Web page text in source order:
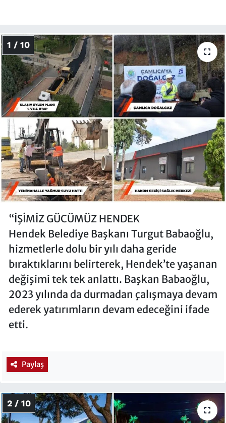
1 / 10
“İŞİMİZ GÜCÜMÜZ HENDEK
Hendek Belediye Başkanı Turgut Babaoğlu,
hizmetlerle dolu bir yılı daha geride
bıraktıklarını belirterek, Hendek’te yaşanan
değişimi tek tek anlattı. Başkan Babaoğlu,
2023 yılında da durmadan çalışmaya devam
ederek yatırımların devam edeceğini ifade
etti.
Paylaş
2 / 10